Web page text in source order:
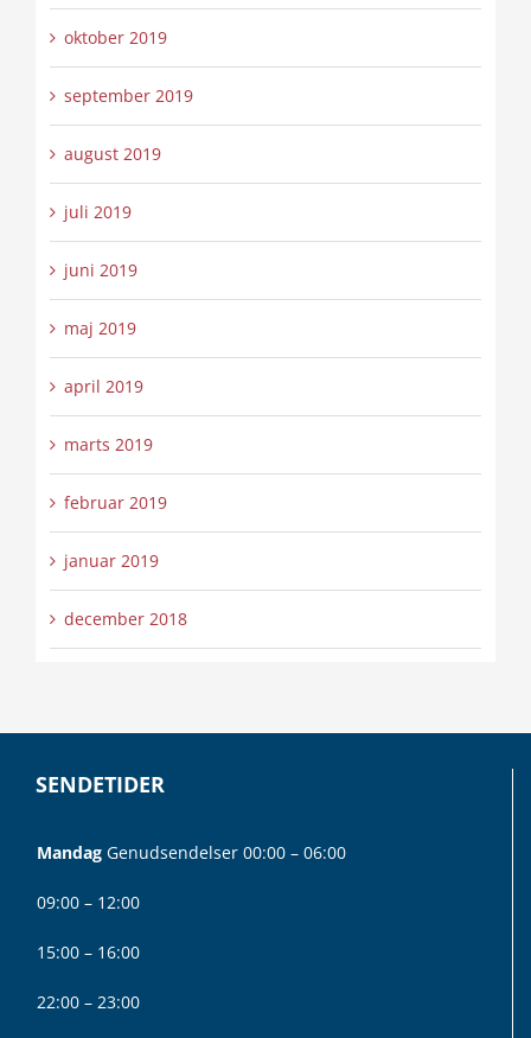
oktober 2019
september 2019
august 2019
juli 2019
juni 2019
maj 2019
april 2019
marts 2019
februar 2019
januar 2019
december 2018
SENDETIDER
Mandag Genudsendelser 00:00 – 06:00
09:00 – 12:00
15:00 – 16:00
22:00 – 23:00